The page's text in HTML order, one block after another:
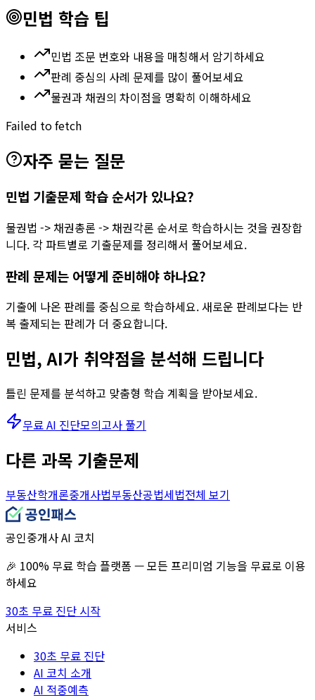
민법 학습 팁
민법 조문 번호와 내용을 매칭해서 암기하세요
판례 중심의 사례 문제를 많이 풀어보세요
물권과 채권의 차이점을 명확히 이해하세요
Failed to fetch
자주 묻는 질문
민법 기출문제 학습 순서가 있나요?
물권법 -> 채권총론 -> 채권각론 순서로 학습하시는 것을 권장합
니다. 각 파트별로 기출문제를 정리해서 풀어보세요.
판례 문제는 어떻게 준비해야 하나요?
기출에 나온 판례를 중심으로 학습하세요. 새로운 판례보다는 반
복 출제되는 판례가 더 중요합니다.
민법, AI가 취약점을 분석해 드립니다
틀린 문제를 분석하고 맞춤형 학습 계획을 받아보세요.
무료 AI 진단모의고사 풀기
다른 과목 기출문제
부동산학개론중개사법부동산공법세법전체 보기
공인중개사 AI 코치
🎉 100% 무료 학습 플랫폼 — 모든 프리미엄 기능을 무료로 이용
하세요
30초 무료 진단 시작
서비스
30초 무료 진단
AI 코치 소개
AI 적중예측